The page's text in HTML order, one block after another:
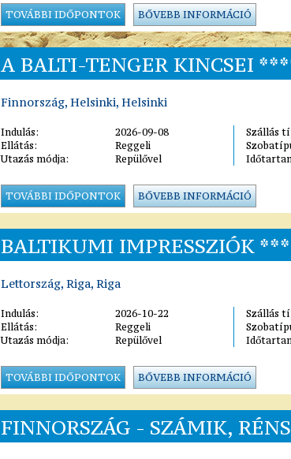
TOVÁBBI IDŐPONTOK BŐVEBB INFORMÁCIÓ
A BALTI-TENGER KINCSEI
Finnország, Helsinki, Helsinki
Indulás:
2026-09-08
Ellátás:
Reggeli
Utazás módja:
Repülővel
Szállás
TOVÁBBI IDŐPONTOK BŐVEBB INFORMÁCIÓ
BALTIKUMI IMPRESSZIÓK
Lettország, Riga, Riga
Indulás:
2026-10-22
Ellátás:
Reggeli
Utazás módja:
Repülővel
Szállás
TOVÁBBI IDŐPONTOK BŐVEBB INFORMÁCIÓ
FINNORSZÁG - SZÁMIK,